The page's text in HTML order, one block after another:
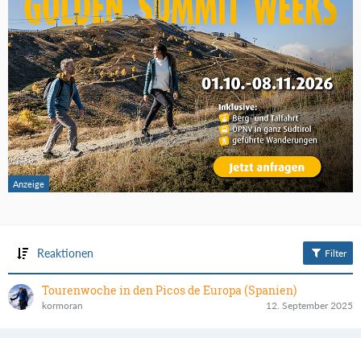
Reaktionen Filter
Tourenwoche in den Picos de Europa (Spanien)
kormoran 12. September 2025